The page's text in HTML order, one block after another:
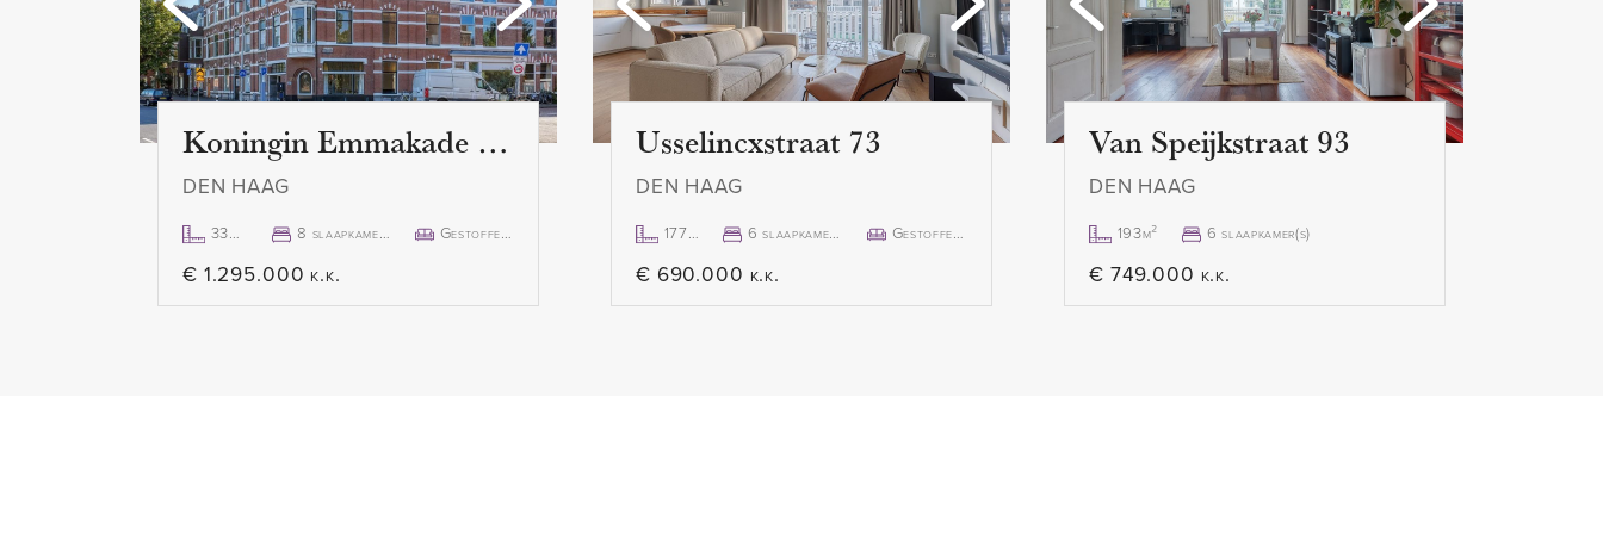
Middels dubbele deuren wordt de sfeervolle
- Beschikbaar per 1 februari 2026
Koningin Emmakade 157
DEN HAAG
333m² 8 slaapkamer(s) Gestoffeerd
€ 1.295.000 k.k.
Usselincxstraat 73
DEN HAAG
177m² 6 slaapkamer(s) Gestoffeerd
€ 690.000 k.k.
Van Speijkstraat 93
DEN HAAG
193m² 6 slaapkamer(s)
€ 749.000 k.k.